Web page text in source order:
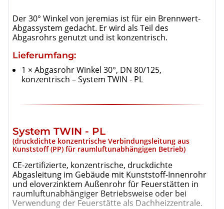
Der 30° Winkel von jeremias ist für ein Brennwert-
Abgassystem gedacht. Er wird als Teil des
Abgasrohrs genutzt und ist konzentrisch.
Lieferumfang:
1 × Abgasrohr Winkel 30°, DN 80/125,
konzentrisch – System TWIN - PL
System TWIN - PL
(druckdichte konzentrische Verbindungsleitung aus
Kunststoff (PP) für raumluftunabhängigen Betrieb)
CE-zertifizierte, konzentrische, druckdichte
Abgasleitung im Gebäude mit Kunststoff-Innenrohr
und eloverzinktem Außenrohr für Feuerstätten in
raumluftunabhängiger Betriebsweise oder bei
Verwendung der Feuerstätte als Dachheizzentrale.